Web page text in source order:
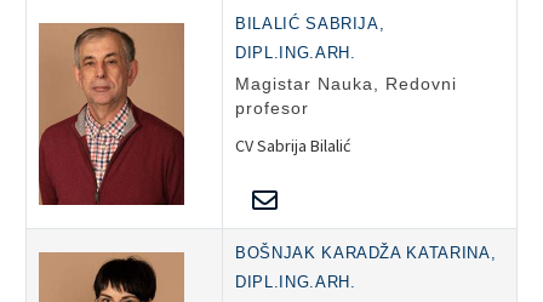
BILALIĆ SABRIJA,
DIPL.ING.ARH.
Magistar Nauka, Redovni
profesor
CV Sabrija Bilalić
BOŠNJAK KARADŽA KATARINA,
DIPL.ING.ARH.